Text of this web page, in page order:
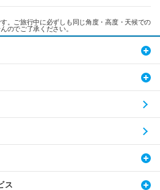
。ご旅行中に必ずしも同じ角度・高度・天候での
のでご了承ください。
ス